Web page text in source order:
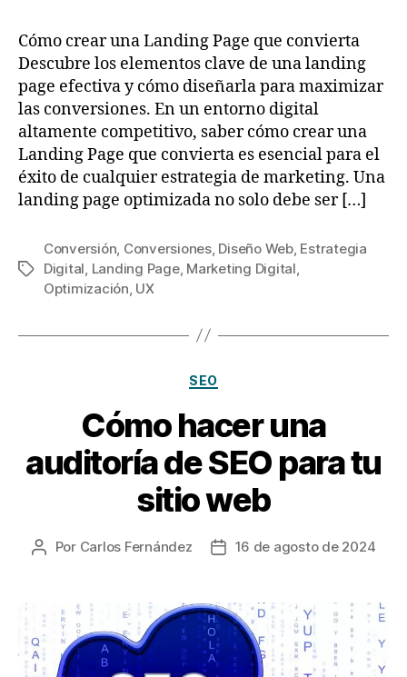
Cómo crear una Landing Page que convierta
Descubre los elementos clave de una landing
page efectiva y cómo diseñarla para maximizar
las conversiones. En un entorno digital
altamente competitivo, saber cómo crear una
Landing Page que convierta es esencial para el
éxito de cualquier estrategia de marketing. Una
landing page optimizada no solo debe ser […]
Conversión, Conversiones, Diseño Web, Estrategia
Digital, Landing Page, Marketing Digital,
Optimización, UX
SEO
Cómo hacer una
auditoría de SEO para tu
sitio web
Por Carlos Fernández 16 de agosto de 2024